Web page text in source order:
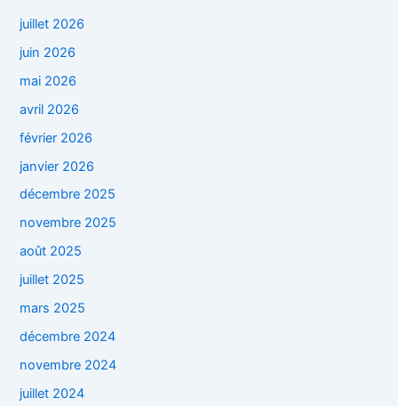
juillet 2026
juin 2026
mai 2026
avril 2026
février 2026
janvier 2026
décembre 2025
novembre 2025
août 2025
juillet 2025
mars 2025
décembre 2024
novembre 2024
juillet 2024